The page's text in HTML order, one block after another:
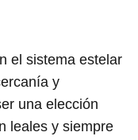
el sistema estelar
y
una elección
leales y siempre